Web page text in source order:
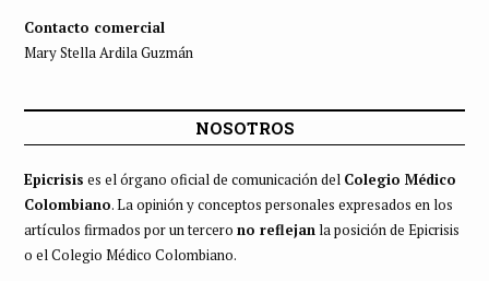
Contacto comercial
Mary Stella Ardila Guzmán
NOSOTROS
Epicrisis es el órgano oficial de comunicación del Colegio Médico
Colombiano. La opinión y conceptos personales expresados en los
artículos firmados por un tercero no reflejanla posición de Epicrisis
o el Colegio Médico Colombiano.